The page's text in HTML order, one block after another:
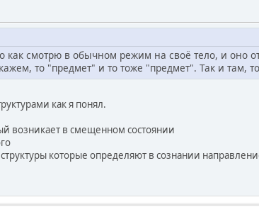
смотрю в обычном режим на своё тело, и оно
то "предмет" и то тоже "предмет". Так и там,
как я понял.
возникает в смещенном состоянии
которые определяют в сознании